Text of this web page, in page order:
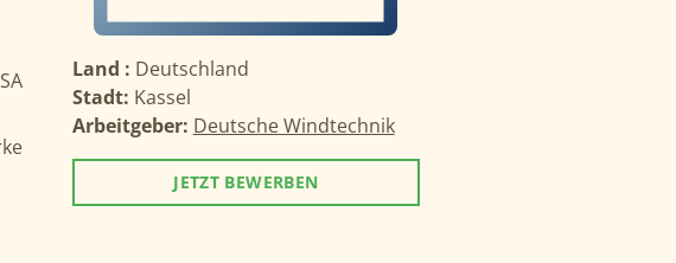
Land : Deutschland
Stadt: Kassel
Arbeitgeber: Deutsche Windtechnik
JETZT BEWERBEN